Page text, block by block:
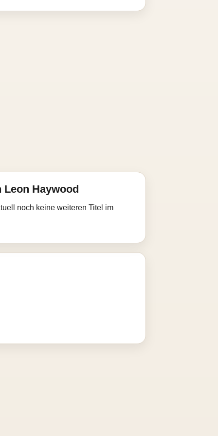
Leon Haywood
noch keine weiteren Titel im